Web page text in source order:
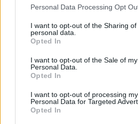
Please note that this website/app
not limited to your visit or usage
grant or deny consent to Google and
use your data for below specified
consent section.
Personal Data Processing Opt
I want to opt-out of the Sharing of
personal data.
Opted In
I want to opt-out of the Sale of my
Personal Data.
Opted In
I want to opt-out of processing my
Personal Data for Targeted
Opted In
21.86%
Másfél hete jelentette be a
játékkal érkező
csillapítására - legalábbis ettől
Az igazság viszont az, hogy a
Sega Mega Drive Classic
hordozható verziója, a Sega
Games Handheld nem újkeletű